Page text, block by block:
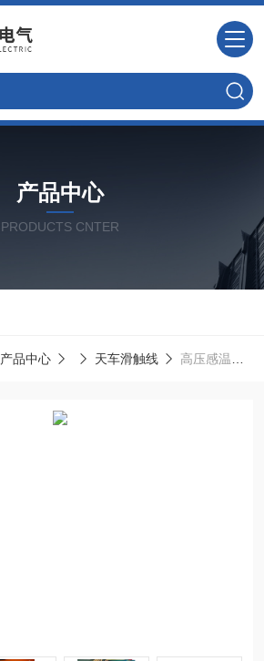
产品中心
PRODUCTS CNTER
产品中心 天车滑触线 高压感温滑触线